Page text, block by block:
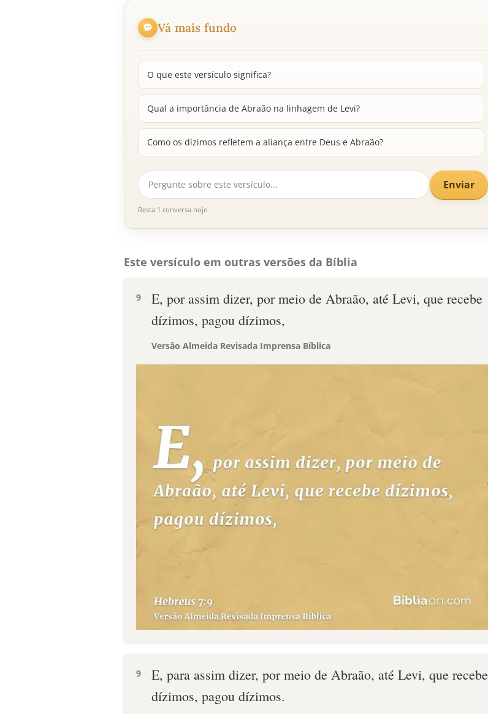
Vá mais fundo
O que este versículo significa?
Qual a importância de Abraão na linhagem de Levi?
Como os dízimos refletem a aliança entre Deus e Abraão?
Enviar
Resta 1 conversa hoje
Este versículo em outras versões da Bíblia
9
E, por assim dizer, por meio de Abraão, até Levi, que recebe
dízimos, pagou dízimos,
Versão Almeida Revisada Imprensa Bíblica
9
E, para assim dizer, por meio de Abraão, até Levi, que recebe
dízimos, pagou dízimos.